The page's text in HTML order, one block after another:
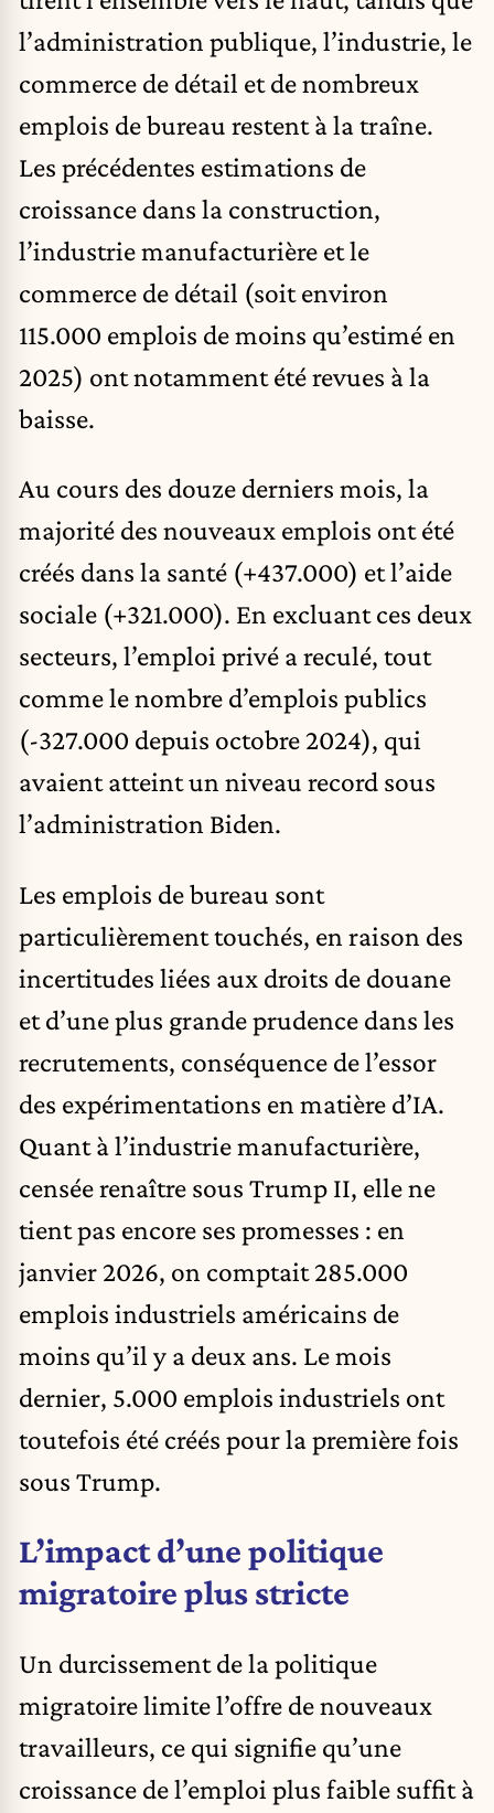
l’administration publique, l’industrie, le
commerce de détail et de nombreux
emplois de bureau restent à la traîne.
Les précédentes estimations de
croissance dans la construction,
l’industrie manufacturière et le
commerce de détail (soit environ
115.000 emplois de moins qu’estimé en
2025) ont notamment été revues à la
baisse.
Au cours des douze derniers mois, la
majorité des nouveaux emplois ont été
créés dans la santé (+437.000) et l’aide
sociale (+321.000). En excluant ces deux
secteurs, l’emploi privé a reculé, tout
comme le nombre d’emplois publics
(-327.000 depuis octobre 2024), qui
avaient atteint un niveau record sous
l’administration Biden.
Les emplois de bureau sont
particulièrement touchés, en raison des
incertitudes liées aux droits de douane
et d’une plus grande prudence dans les
recrutements, conséquence de l’essor
des expérimentations en matière d’IA.
Quant à l’industrie manufacturière,
censée renaître sous Trump II, elle ne
tient pas encore ses promesses : en
janvier 2026, on comptait 285.000
emplois industriels américains de
moins qu’il y a deux ans. Le mois
dernier, 5.000 emplois industriels ont
toutefois été créés pour la première fois
sous Trump.
L’impact d’une politique
migratoire plus stricte
Un durcissement de la politique
migratoire limite l’offre de nouveaux
travailleurs, ce qui signifie qu’une
croissance de l’emploi plus faible suffit à